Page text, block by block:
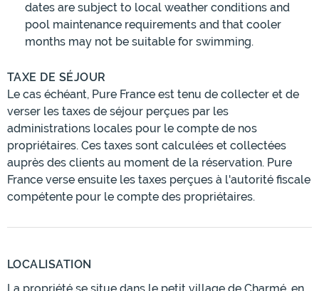
dates are subject to local weather conditions and
pool maintenance requirements and that cooler
months may not be suitable for swimming.
TAXE DE SÉJOUR
Le cas échéant, Pure France est tenu de collecter et de
verser les taxes de séjour perçues par les
administrations locales pour le compte de nos
propriétaires. Ces taxes sont calculées et collectées
auprès des clients au moment de la réservation. Pure
France verse ensuite les taxes perçues à l'autorité fiscale
compétente pour le compte des propriétaires.
LOCALISATION